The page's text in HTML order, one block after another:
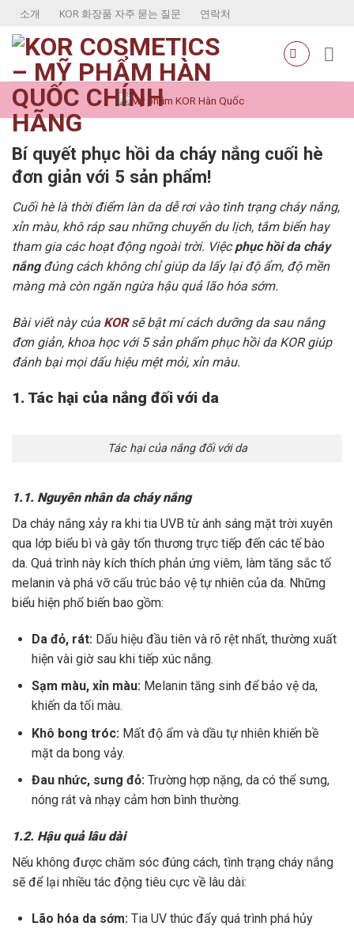
Skip
content
소개 KOR 화장품 자주 묻는 질문 연락처
Bí quyết phục hồi da cháy nắng cuối hè
đơn giản với 5 sản phẩm!
Cuối hè là thời điểm làn da dễ rơi vào tình trạng cháy nắng,
xỉn màu, khô rápsau những chuyến du lịch, tắm biển hay
tham gia các hoạt động ngoài trời. Việcphục hồi da cháy
nắngđúng cách không chỉ giúp da lấy lại độ ẩm, độ mền
màng mà còn ngăn ngừa hậu quả lão hóa sớm.
Bài viết này của KORsẽ bật mícách dưỡng da sau nắng
đơn giản, khoa học với 5 sản phẩm phục hồi da KORgiúp
đánh bại mọi dấu hiệu mệt mỏi, xỉn màu.
1. Tác hại của nắng đối với da
Tác hại của nắng đối với da
1.1. Nguyên nhân da cháy nắng
Da cháy nắng xảy ra khi tia UVB từ ánh sáng mặt trời xuyên
qua lớp biểu bì và gây tổn thương trực tiếp đến các tế bào
da. Quá trình này kích thích phản ứng viêm, làm tăng sắc tố
melanin và phá vỡ cấu trúc bảo vệ tự nhiên của da. Những
biểu hiện phổ biến bao gồm:
Da đỏ, rát: Dấu hiệu đầu tiên và rõ rệt nhất, thường xuất
hiện vài giờ sau khi tiếp xúc nắng.
Sạm màu, xỉn màu: Melanin tăng sinh để bảo vệ da,
khiến da tối màu.
Khô bong tróc: Mất độ ẩm và dầu tự nhiên khiến bề
mặt da bong vảy.
Đau nhức, sưng đỏ: Trường hợp nặng, da có thể sưng,
nóng rát và nhạy cảm hơn bình thường.
1.2. Hậu quả lâu dài
Nếu không được chăm sóc đúng cách, tình trạng cháy nắng
sẽ để lại nhiều tác động tiêu cực về lâu dài:
Lão hóa da sớm: Tia UV thúc đẩy quá trình phá hủy